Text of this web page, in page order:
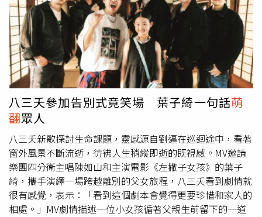
夏日氛圍。（圖／品牌提供）真正讓粉絲失守的，當然還是
這次的配件陣容。首先登場的是五款「變裝花小兔娃娃吊
飾」，每隻花小兔都換上不同造型，可愛程度直接爆表，無
論掛在包包、鑰匙圈或手機上，都能成為最吸睛的小亮點。
（圖／品牌提供）呼應近年超夯的痛包文化，mini matters
同步推出限量「毛絨絨花小兔娃包」，蓬鬆柔軟的包身本身
就是造型焦點，前方透明展示空間還能自由放入花小兔吊
飾，讓每個人都能打造專屬於自己的角色展示包，把療癒感
直接背上街。（圖／品牌提供）另一款討論度超高的
「2Way花小兔包包」，則把設計巧思發揮到極致。包蓋以
花小兔招牌垂耳造型為靈感，肩帶點綴立體花朵裝飾，還能
依照穿搭自由切換不同背法。最犯規的是，每一咖包都隨附
磁吸迷你花小兔娃娃，不只能吸附在背帶上，也能拆下變成
吊飾，讓一個包就能玩出多種風格。（圖／品牌提供）
ROBINMAY攜手史努比、歐拉夫！馬卡龍色系、打造夏日清
八三夭參加告別式竟笑場 葉子綺一句話萌
翻眾人
八三夭新歌探討生命課題，靈感源自劉逼在巡迴途中，看著
窗外風景不斷流逝，彷彿人生稍縱即逝的既視感。MV邀請
樂團四分衛主唱陳如山和主演電影《左撇子女孩》的葉子
綺，攜手演繹一場跨越離別的父女旅程，八三夭看到劇情就
很有感覺，表示：「看到這個劇本會覺得更要珍惜和家人的
相處。」MV劇情描述一位小女孩循著父親生前留下的一道